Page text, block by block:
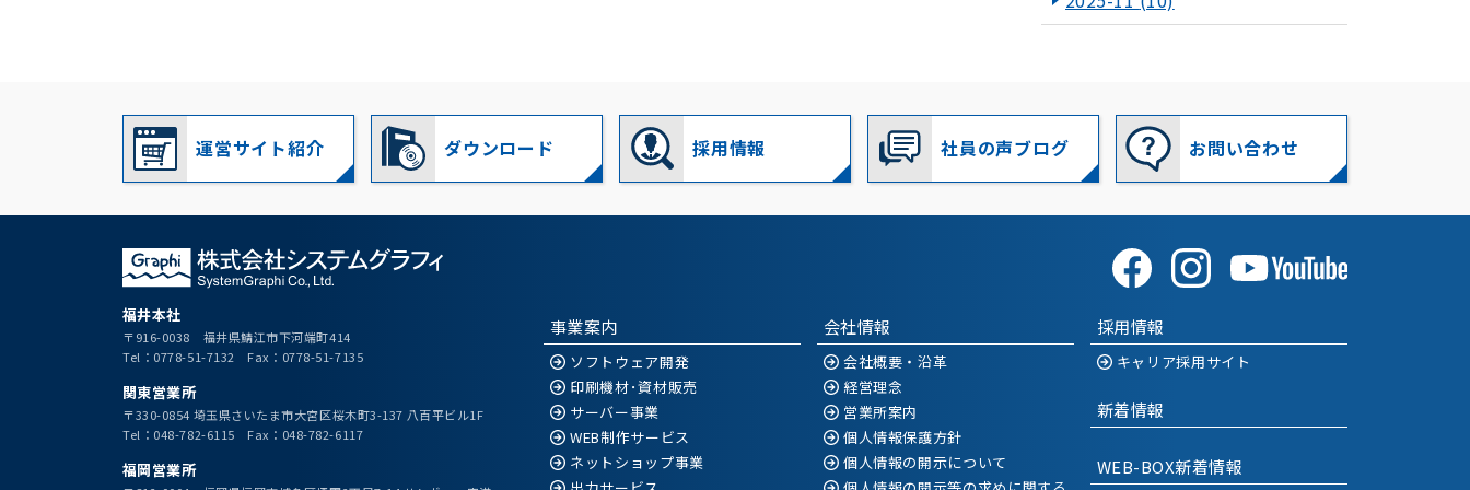
2025-08 (10)
2025-07(11)
2025-05(12)
2025-04(6)
2025-02(15)
2025-01(14)
運営サイト紹介 ダウンロード 採用情報 社員の声ブログ お問い合わせ
福井本社
〒916-0038 福井県鯖江市下河端町414
Tel：0778-51-7132 Fax：0778-51-7135
関東営業所
〒330-0854 埼玉県さいたま市大宮区桜木町3-137 八百平ビル1F
Tel：048-782-6115 Fax：048-782-6117
福岡営業所
事業案内
ソフトウェア開発
印刷機材･資材販売
サーバー事業
WEB制作サービス
ネットショップ事業
会社情報
会社概要・沿革
経営理念
営業所案内
個人情報保護方針
個人情報の開示について
採用情報
キャリア採用サイト
新着情報
WEB-BOX新着情報